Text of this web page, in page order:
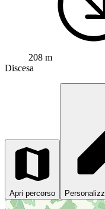
208 m
Discesa
Apri percorso